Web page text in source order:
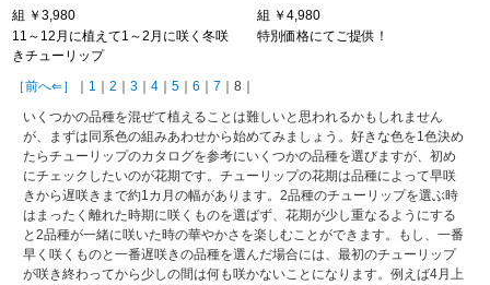
組 ￥3,980
11～12月に植えて1～2月に咲く冬咲
きチューリップ
組 ￥4,980
特別価格にてご提供！
［前へ⇐］ 1 ｜2 ｜3 ｜4 ｜5 ｜6 ｜7 ｜8｜
いくつかの品種を混ぜて植えることは難しいと思われるかもしれません
が、まずは同系色の組みあわせから始めてみましょう。好きな色を1色決め
たらチューリップのカタログを参考にいくつかの品種を選びますが、初め
にチェックしたいのが花期です。チューリップの花期は品種によって早咲
きから遅咲きまで約1カ月の幅があります。2品種のチューリップを選ぶ時
はまったく離れた時期に咲くものを選ばず、花期が少し重なるようにする
と2品種が一緒に咲いた時の華やかさを楽しむことができます。もし、一番
早く咲くものと一番遅咲きの品種を選んだ場合には、最初のチューリップ
が咲き終わってから少しの間は何も咲かないことになります。例えば4月上